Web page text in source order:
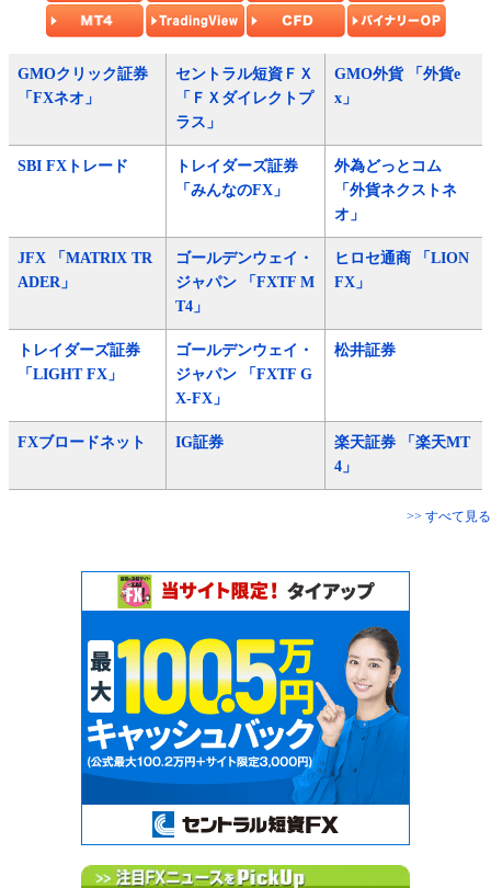
GMOクリック証券
「FXネオ」
セントラル短資ＦＸ
「ＦＸダイレクトプ
ラス」
GMO外貨 「外貨e
x」
SBI FXトレード
トレイダーズ証券
「みんなのFX」
外為どっとコム
「外貨ネクストネ
オ」
JFX 「MATRIX TR
ADER」
ゴールデンウェイ・
ジャパン 「FXTF M
T4」
ヒロセ通商 「LION
FX」
トレイダーズ証券
「LIGHT FX」
ゴールデンウェイ・
ジャパン 「FXTF G
X-FX」
松井証券
FXブロードネット IG証券
楽天証券 「楽天MT
4」
>> すべて見る